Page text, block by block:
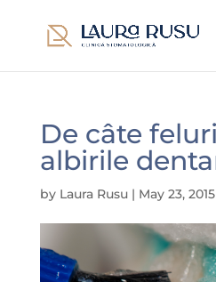
De câte
albirile
by Laura Rusu| May 23, 2015